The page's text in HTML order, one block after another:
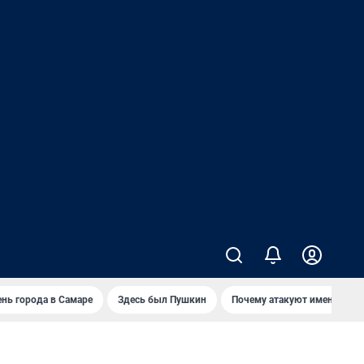
города в Самаре Здесь был Пушкин Почему атакуют именно